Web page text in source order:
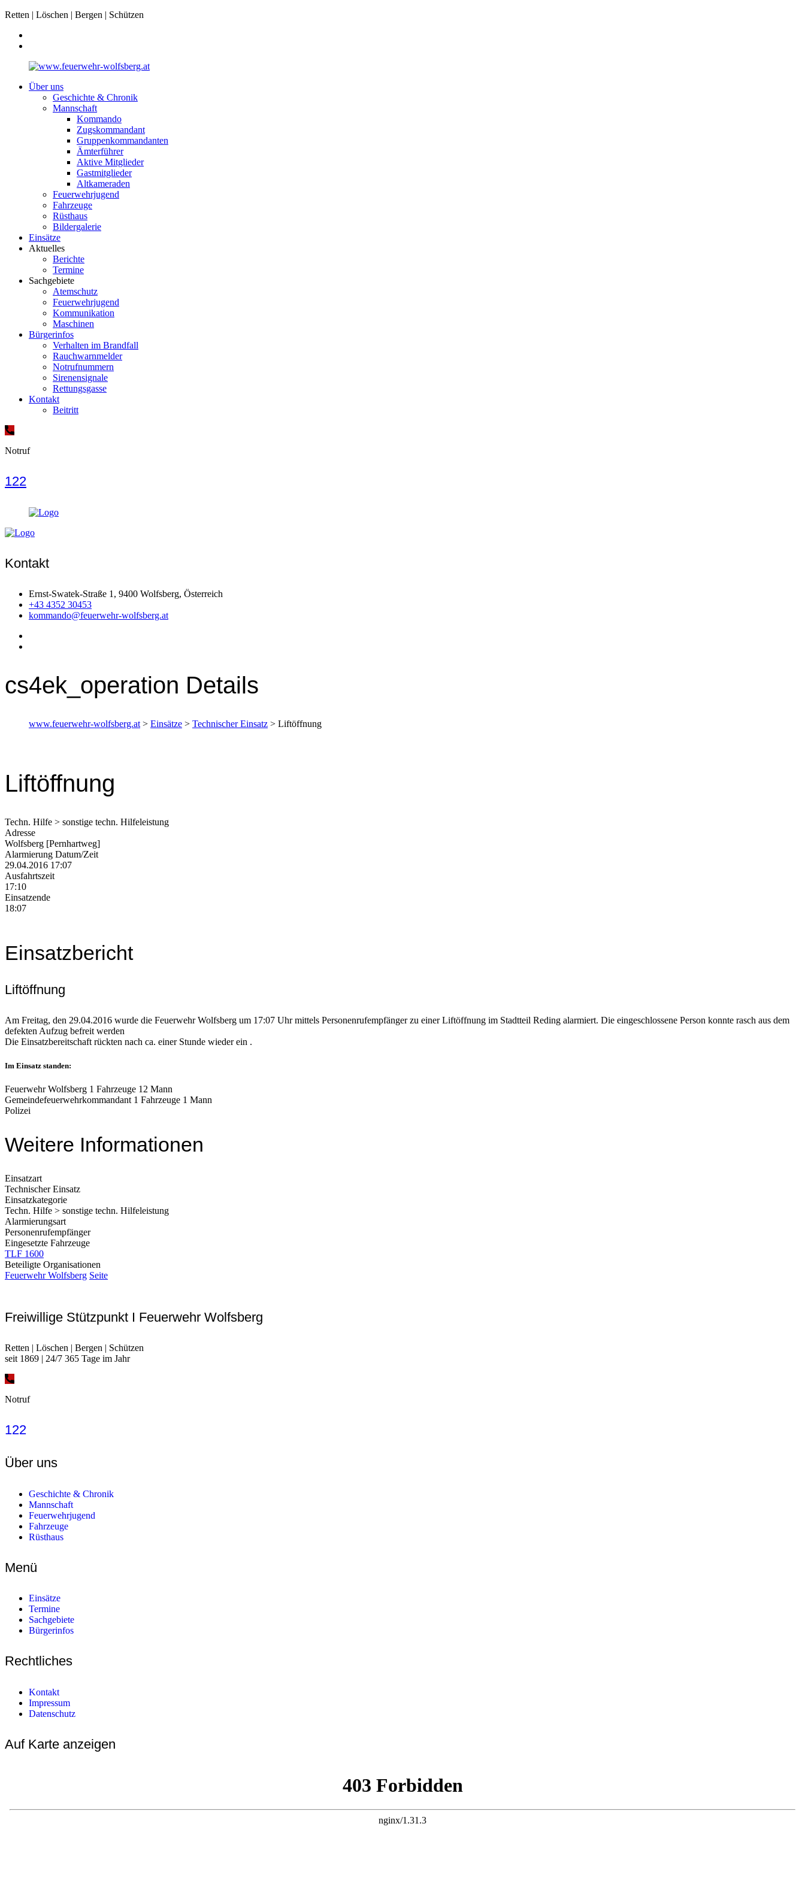
Retten | Löschen | Bergen | Schützen
Über uns
Geschichte & Chronik
Mannschaft
Kommando
Zugskommandant
Gruppenkommandanten
Ämterführer
Aktive Mitglieder
Gastmitglieder
Altkameraden
Feuerwehrjugend
Fahrzeuge
Rüsthaus
Bildergalerie
Einsätze
Aktuelles
Berichte
Termine
Sachgebiete
Atemschutz
Feuerwehrjugend
Kommunikation
Maschinen
Bürgerinfos
Verhalten im Brandfall
Rauchwarnmelder
Notrufnummern
Sirenensignale
Rettungsgasse
Kontakt
Beitritt
Notruf
122
Kontakt
Ernst-Swatek-Straße 1, 9400 Wolfsberg, Österreich
+43 4352 30453
kommando@feuerwehr-wolfsberg.at
cs4ek_operation Details
www.feuerwehr-wolfsberg.at > Einsätze > Technischer Einsatz > Liftöffnung
Liftöffnung
Techn. Hilfe > sonstige techn. Hilfeleistung
Adresse
Wolfsberg [Pernhartweg]
Alarmierung Datum/Zeit
29.04.2016 17:07
Ausfahrtszeit
17:10
Einsatzende
18:07
Einsatzbericht
Liftöffnung
Am Freitag, den 29.04.2016 wurde die Feuerwehr Wolfsberg um 17:07 Uhr mittels Personenrufempfänger zu einer Liftöffnung im Stadtteil Reding alarmiert. Die eingeschlossene Person konnte rasch aus dem
defekten Aufzug befreit werden
Die Einsatzbereitschaft rückten nach ca. einer Stunde wieder ein .
Im Einsatz standen:
Feuerwehr Wolfsberg 1 Fahrzeuge 12 Mann
Gemeindefeuerwehrkommandant 1 Fahrzeuge 1 Mann
Polizei
Weitere Informationen
Einsatzart
Technischer Einsatz
Einsatzkategorie
Techn. Hilfe > sonstige techn. Hilfeleistung
Alarmierungsart
Personenrufempfänger
Eingesetzte Fahrzeuge
TLF 1600
Beteiligte Organisationen
Feuerwehr Wolfsberg Seite
Freiwillige Stützpunkt I Feuerwehr Wolfsberg
Retten | Löschen | Bergen | Schützen
seit 1869 | 24/7 365 Tage im Jahr
Notruf
122
Über uns
Geschichte & Chronik
Mannschaft
Feuerwehrjugend
Fahrzeuge
Rüsthaus
Menü
Einsätze
Termine
Sachgebiete
Bürgerinfos
Rechtliches
Kontakt
Impressum
Datenschutz
Auf Karte anzeigen